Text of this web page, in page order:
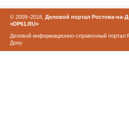
© 2009–2016, Деловой портал Ростова-на-
«DP61.RU»
Деловой информационно-справочный портал
Дону